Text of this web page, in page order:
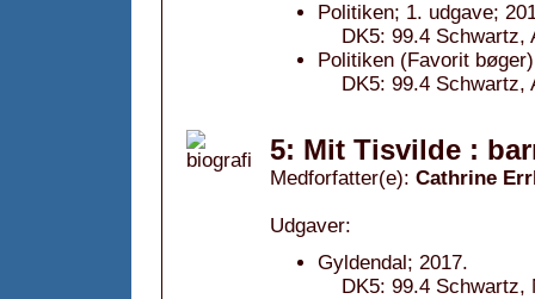
Politiken; 1. udgave;
DK5: 99.4 Schwartz,
Politiken (Favorit
DK5: 99.4 Schwartz,
5: Mit Tisvilde :
Medforfatter(e): Cathrine
Udgaver:
Gyldendal; 2017.
DK5: 99.4 Schwartz,